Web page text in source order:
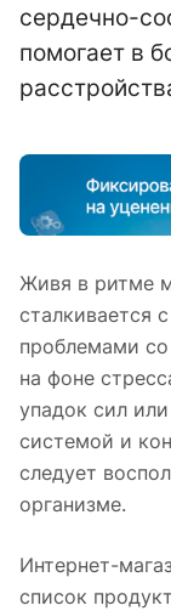
сердечно-
помогает в
Живя в ритме
сталкивается
проблемами
на фоне
упадок сил
системой и
следует
организме.
Интернет-
список